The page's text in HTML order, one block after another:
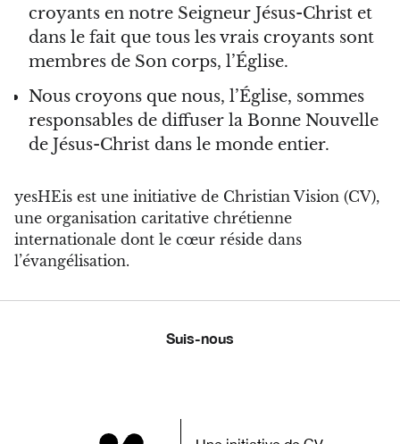
croyants en notre Seigneur Jésus-Christ et
dans le fait que tous les vrais croyants sont
membres de Son corps, l’Église.
Nous croyons que nous, l’Église, sommes
responsables de diffuser la Bonne Nouvelle
de Jésus-Christ dans le monde entier.
yesHEis est une initiative de Christian Vision (CV),
une organisation caritative chrétienne
internationale dont le cœur réside dans
l’évangélisation.
Suis-nous